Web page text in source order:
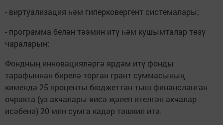
- виртуализация һәм гиперковергент системалары;
- программа белән тәэмин итү һәм кушымталар төзү
чараларын;
Фондның инновацияләргә ярдәм итү фонды
тарафыннан бирелә торган грант суммасының
кимендә 25 проценты бюджеттан тыш финансланган
очракта (үз акчалары яисә җәлеп ителгән акчалар
исәбенә) 20 млн сумга кадәр тәшкил итә.